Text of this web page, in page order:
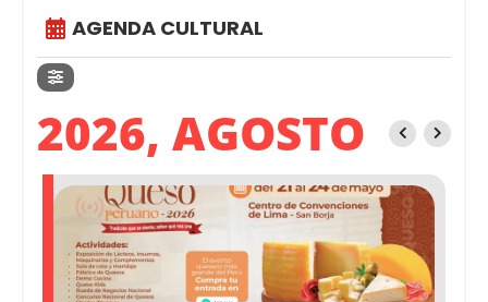
AGENDA CULTURAL
2026, AGOSTO